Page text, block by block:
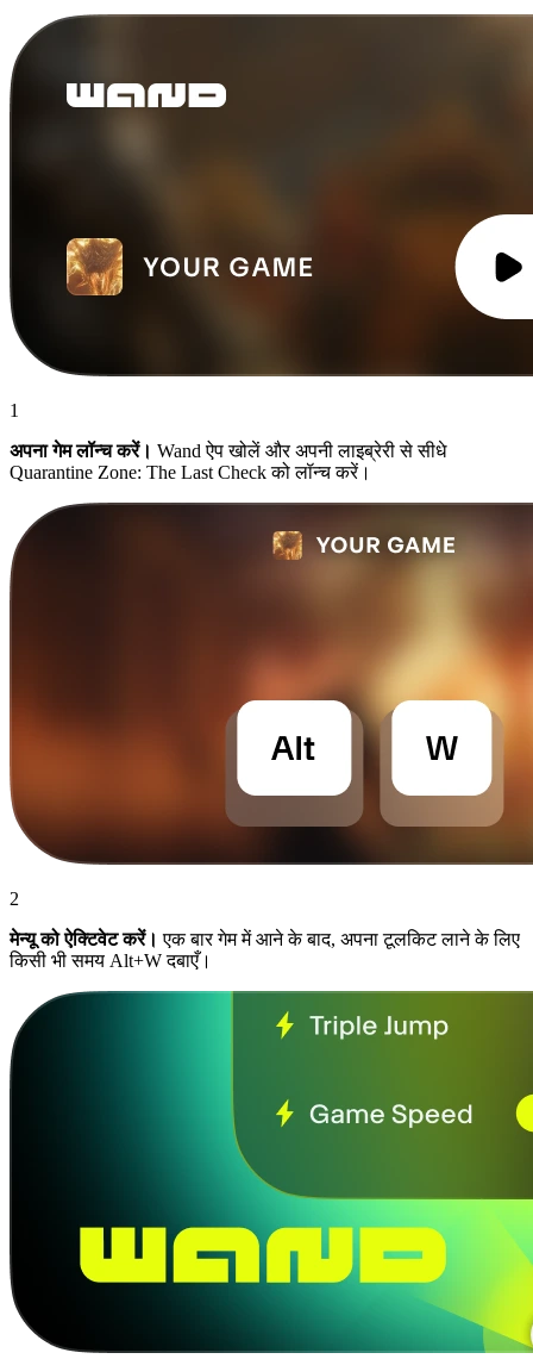
1
अपना गेम लॉन्च करें। Wand ऐप खोलें और अपनी लाइब्रेरी से सीधे
Quarantine Zone: The Last Check को लॉन्च करें।
2
मेन्यू को ऐक्टिवेट करें। एक बार गेम में आने के बाद, अपना टूलकिट लाने के लिए
किसी भी समय Alt+W दबाएँ।